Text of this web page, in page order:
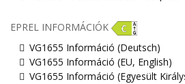
EPREL INFORMÁCIÓK
VG1655 Információ (Deutsch)
VG1655 Információ (EU, English)
VG1655 Információ (Egyesült